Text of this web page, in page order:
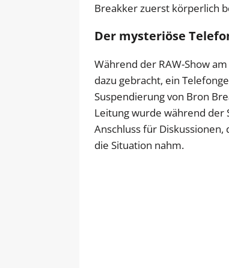
Breakker zuerst körperlich
Der mysteriöse
Während der RAW-Show
dazu gebracht, ein
Suspendierung von Bron
Leitung wurde während der
Anschluss für
die Situation nahm.